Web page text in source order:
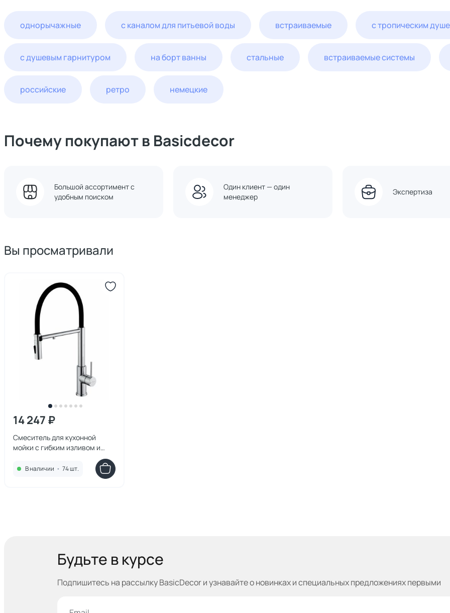
однорычажные с каналом для питьевой воды встраиваемые с тропическим
с душевым гарнитуром на борт ванны стальные встраиваемые системы
российские ретро немецкие
Почему покупают в Basicdecor
Большой ассортимент с
удобным поиском
Один клиент — один
менеджер
Экспертиза
Вы просматривали
14 247 ₽
Смеситель для кухонной
мойки с гибким изливом и
WONZON & WOGHAND, хром
В наличии • 74 шт.
Будьте в курсе
Подпишитесь на рассылку BasicDecor и узнавайтео новинках и специальных предложениях первыми